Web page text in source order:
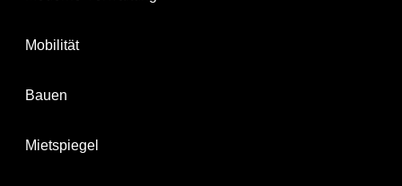
Mobilität
Bauen
Mietspiegel